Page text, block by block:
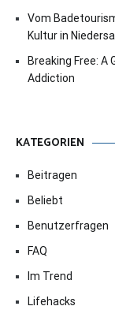
Vom
Kultur in
Breaking Free: A
Addiction
KATEGORIEN
Beitragen
Beliebt
Benutzerfragen
FAQ
Im Trend
Lifehacks